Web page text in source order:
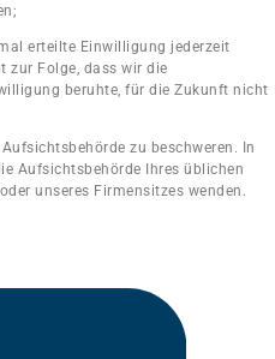
erteilte Einwilligung jederzeit
zur Folge, dass wir die
beruhte, für die Zukunft nicht
zu beschweren. In
Aufsichtsbehörde Ihres üblichen
unseres Firmensitzes wenden.